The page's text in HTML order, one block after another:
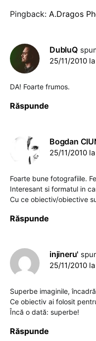
Pingback: A.Dragos
DubluQ
25/11/2010
DA! Foarte frumos.
Răspunde
Bogdan
25/11/2010
Foarte bune fotografiile.
Interesant si formatul in
Cu ce obiectiv/obiective
Răspunde
injineru'
25/11/2010
Superbe imaginile,
Ce obiectiv ai folosit
Încă o dată: superbe!
Răspunde